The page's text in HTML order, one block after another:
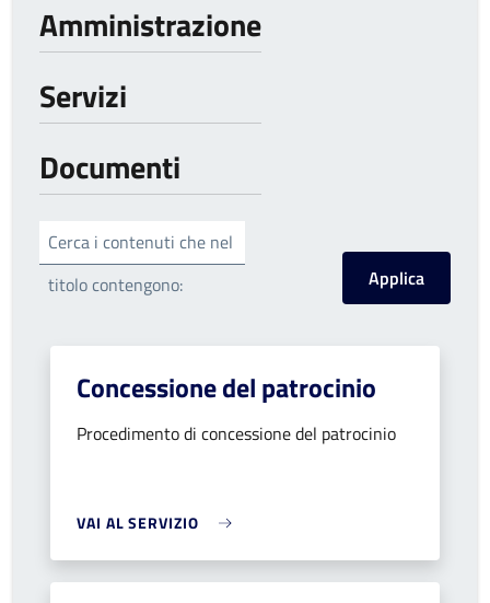
Amministrazione
Servizi
Documenti
Cerca i contenuti che nel
titolo contengono:
Concessione del patrocinio
Procedimento di concessione del patrocinio
VAI AL SERVIZIO